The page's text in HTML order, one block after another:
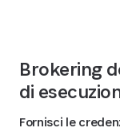
Brokering
di
Fornisci le